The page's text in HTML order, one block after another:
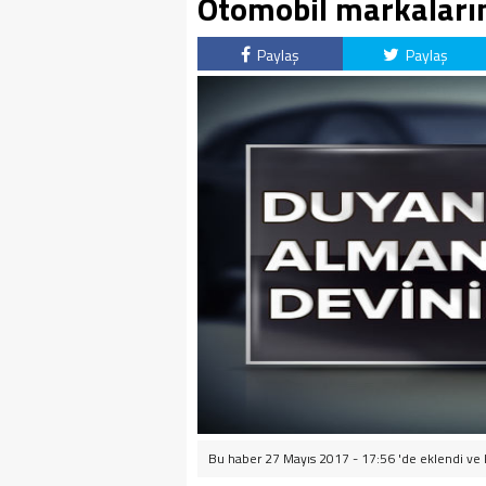
Paylaş Paylaş
Bu haber 27 Mayıs 2017 - 17:56 'de eklendi ve